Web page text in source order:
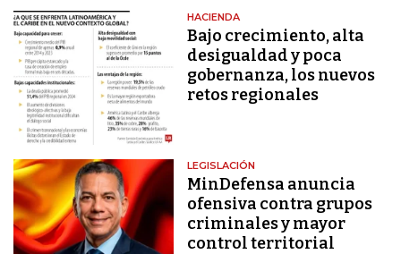
HACIENDA
Bajo crecimiento, alta
desigualdad y poca
gobernanza, los nuevos
retos regionales
LEGISLACIÓN
MinDefensa anuncia
ofensiva contra grupos
criminales y mayor
control territorial